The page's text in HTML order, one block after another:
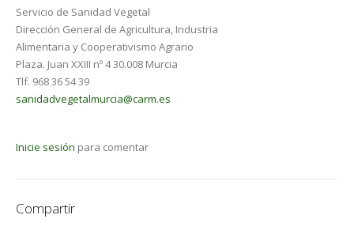
Servicio de Sanidad Vegetal
Dirección General de Agricultura, Industria
Alimentaria y Cooperativismo Agrario
Plaza. Juan XXIII nº 4 30.008 Murcia
Tlf. 968 36 54 39
sanidadvegetalmurcia@carm.es
Inicie sesión para comentar
Compartir